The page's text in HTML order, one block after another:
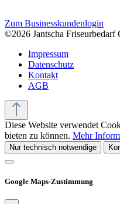
Zum Businesskundenlogin
©2026 Jantscha
Impressum
Datenschutz
Kontakt
AGB
Diese Website verwendet
bieten zu können. Mehr
Nur technisch notwendige
Google Maps-Zustimmung